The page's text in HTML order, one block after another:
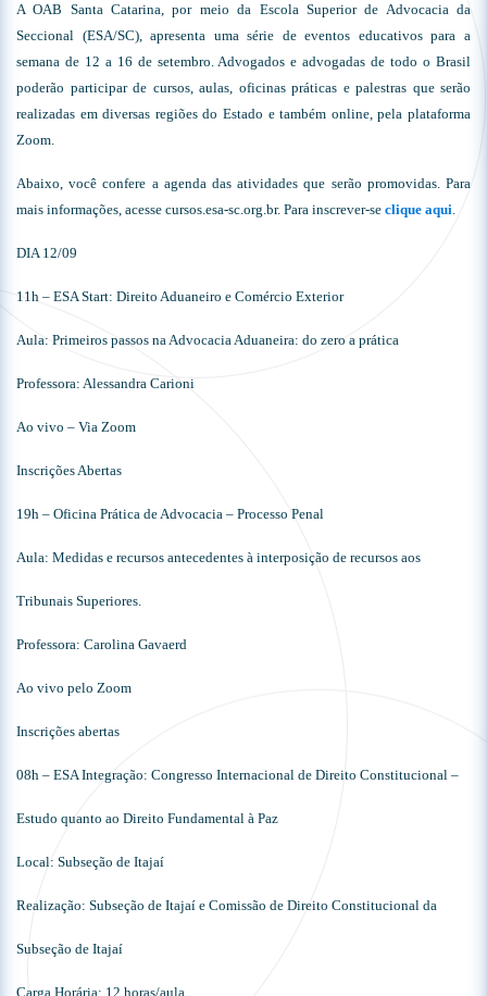
A OAB Santa Catarina, por meio da Escola Superior de Advocacia da
Seccional (ESA/SC), apresenta uma série de eventos educativos para a
semana de 12 a 16 de setembro. Advogados e advogadas de todo o Brasil
poderão participar de cursos, aulas, oficinas práticas e palestras que serão
realizadas em diversas regiões do Estado e também online, pela plataforma
Zoom.
Abaixo, você confere a agenda das atividades que serão promovidas. Para
mais informações, acesse cursos.esa-sc.org.br. Para inscrever-se clique aqui.
DIA 12/09
11h – ESA Start: Direito Aduaneiro e Comércio Exterior
Aula: Primeiros passos na Advocacia Aduaneira: do zero a prática
Professora: Alessandra Carioni
Ao vivo – Via Zoom
Inscrições Abertas
19h – Oficina Prática de Advocacia – Processo Penal
Aula: Medidas e recursos antecedentes à interposição de recursos aos
Tribunais Superiores.
Professora: Carolina Gavaerd
Ao vivo pelo Zoom
Inscrições abertas
08h – ESA Integração: Congresso Internacional de Direito Constitucional –
Estudo quanto ao Direito Fundamental à Paz
Local: Subseção de Itajaí
Realização: Subseção de Itajaí e Comissão de Direito Constitucional da
Subseção de Itajaí
Carga Horária: 12 horas/aula